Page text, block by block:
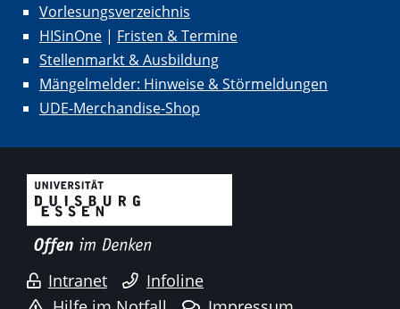
Vorlesungsverzeichnis
HISinOne | Fristen & Termine
Stellenmarkt & Ausbildung
Mängelmelder: Hinweise & Störmeldungen
UDE-Merchandise-Shop
Intranet
Infoline